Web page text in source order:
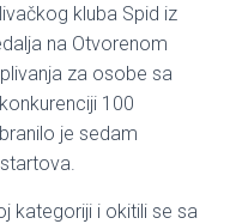
kluba Spid iz
na Otvorenom
za osobe sa
100
je sedam
kategoriji i okitili se sa